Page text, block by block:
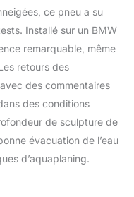
ce pneu a su
Installé sur un BMW
remarquable, même
retours des
des commentaires
des conditions
de sculpture de
évacuation de l’eau
d’aquaplaning.